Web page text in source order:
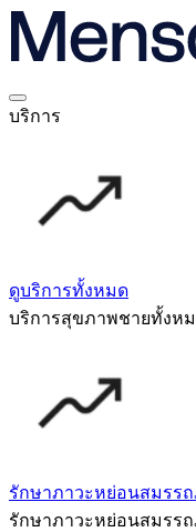
บริการ
ดูบริการทั้งหมด
บริการสุขภาพชายทั้งห
รักษาภาวะหย่อนสมรร
รักษาภาวะหย่อนสมรรถ